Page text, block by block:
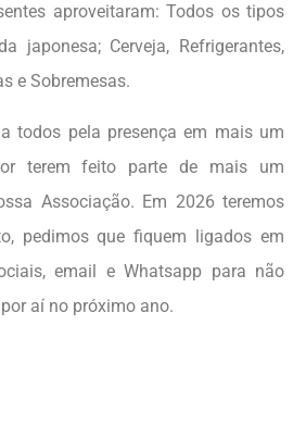
aproveitaram: Todos os tipos
japonesa; Cerveja, Refrigerantes,
e Sobremesas.
todos pela presença em mais um
terem feito parte de mais um
Associação. Em 2026 teremos
pedimos que fiquem ligados em
email e Whatsapp para não
aí no próximo ano.